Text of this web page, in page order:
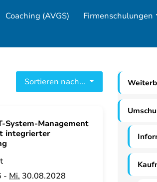
Coaching (AVGS) Firmenschulungen
Sortieren nach...
System-Management
integrierter
-Mi. 30.08.2028